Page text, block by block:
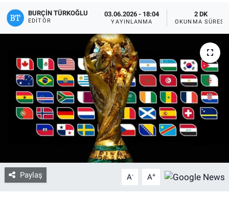
BURÇIN TÜRKOĞLU
EDITÖR
03.06.2026 - 18:04
YAYINLANMA
2 DK
OKUNMA SÜRESI
Paylaş A- A+
MANŞET
RESMİ İLANLAR
İLAN
Bize ulaşın
İletişim/Künye
Gözden Kaçmasın